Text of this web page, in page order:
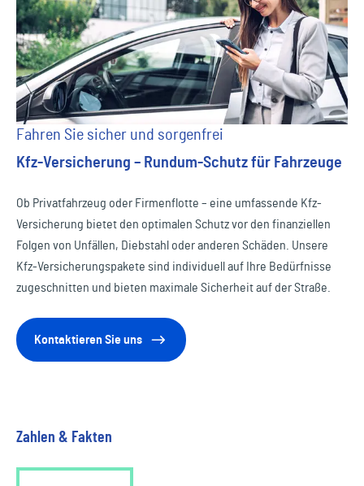
Fahren Sie sicher und sorgenfrei
Kfz-Versicherung – Rundum-Schutz für Fahrzeuge
Ob Privatfahrzeug oder Firmenflotte – eine umfassende Kfz-
Versicherung bietet den optimalen Schutz vor den finanziellen
Folgen von Unfällen, Diebstahl oder anderen Schäden. Unsere
Kfz-Versicherungspakete sind individuell auf Ihre Bedürfnisse
zugeschnitten und bieten maximale Sicherheit auf der Straße.
Kontaktieren Sie uns
Zahlen & Fakten